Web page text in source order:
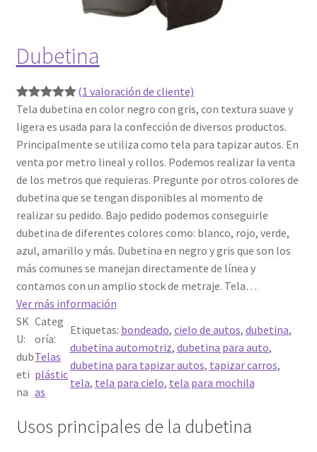
Dubetina
Valorado
con5.00 de
5 en base
a
1
valoración
de un
cliente
(1 valoración de cliente)
Tela dubetina en color negro con gris, con textura suave y
ligera es usada para la confección de diversos productos.
Principalmente se utiliza como tela para tapizar autos. En
venta por metro lineal y rollos. Podemos realizar la venta
de los metros que requieras. Pregunte por otros colores de
dubetina que se tengan disponibles al momento de
realizar su pedido. Bajo pedido podemos conseguirle
dubetina de diferentes colores como: blanco, rojo, verde,
azul, amarillo y más. Dubetina en negro y gris que son los
más comunes se manejan directamente de línea y
contamos con un amplio stock de metraje. Tela…
Ver más información
SK
U:
dub
eti
na
Categ
oría:
Telas
plástic
as
Etiquetas: bondeado, cielo de autos, dubetina
dubetina automotriz, dubetina para auto
dubetina para tapizar autos, tapizar carros
tela, tela para cielo, tela para mochila
Usos principales de la dubetina